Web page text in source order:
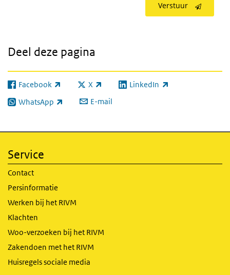
Verstuur
Deel deze pagina
Facebook
(externe link) X
(externe link) LinkedIn
(externe link)
WhatsApp
(externe link) E-mail
Service
Contact
Persinformatie
Werken bij het RIVM
Klachten
Woo-verzoeken bij het RIVM
Zakendoen met het RIVM
Huisregels sociale media